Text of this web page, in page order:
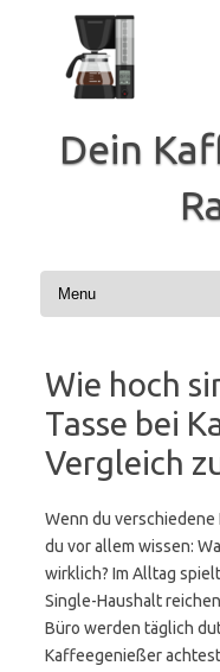
springen
Dein
Wie hoch
Tasse bei
Vergleich
Wenn du
du vor allem wissen:
wirklich? Im Alltag
Single-Haushalt
Büro werden täglich
Kaffeegenießer